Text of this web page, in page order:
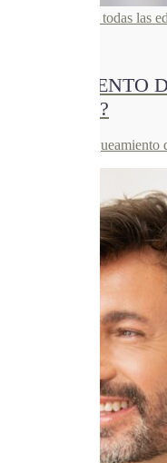
y para todas las
durar un